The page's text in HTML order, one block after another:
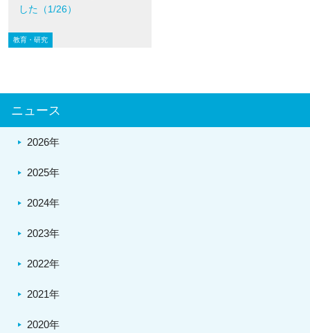
した（1/26）
教育・研究
ニュース
2026年
2025年
2024年
2023年
2022年
2021年
2020年